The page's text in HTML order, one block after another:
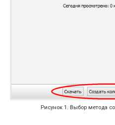
Рисунок 1. Выбор метода